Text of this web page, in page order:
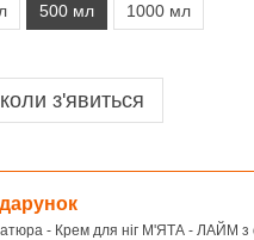
500 мл 1000 мл
з'явиться
- Крем для ніг М'ЯТА - ЛАЙМ з